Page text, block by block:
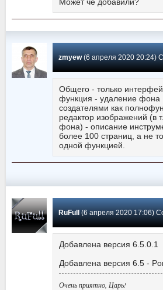
zmyew(6 апреля 2020 20:24)
Общего - только
функция - удаление фона
создателями как
редактор изображений (в
фона) - описание
более 100 страниц, а не
одной функцией.
RuFull(6 апреля 2020 17:06)
Добавлена версия 6.5.0.1
Добавлена версия 6.5 -
Очень приятно, Царь!